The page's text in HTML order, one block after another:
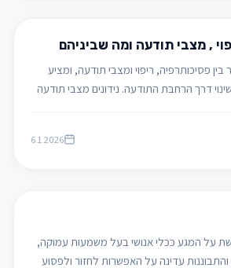
, מצבי תודעה ומה שביניהם
פסיכותרפיה, ריפוי ומצבי תודעה, ומציע
דרך הרחבת התודעה. נידונים מצבי תודעה
6.1.2026
על המגע ככלי אנושי בעל משמעות עמוקה,
כזה שאינו מובן מאליו, והתבוננות עדינה על האפשרות לחזור ולפסוע